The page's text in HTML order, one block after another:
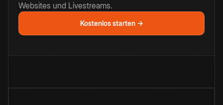
Websites und Livestreams.
Kostenlos starten →